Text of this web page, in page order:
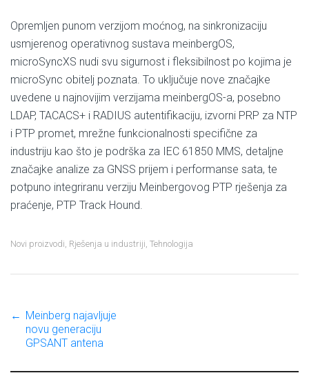
Opremljen punom verzijom moćnog, na sinkronizaciju
usmjerenog operativnog sustava meinbergOS,
microSyncXS nudi svu sigurnost i fleksibilnost po kojima je
microSync obitelj poznata. To uključuje nove značajke
uvedene u najnovijim verzijama meinbergOS-a, posebno
LDAP, TACACS+ i RADIUS autentifikaciju, izvorni PRP za NTP
i PTP promet, mrežne funkcionalnosti specifične za
industriju kao što je podrška za IEC 61850 MMS, detaljne
značajke analize za GNSS prijem i performanse sata, te
potpuno integriranu verziju Meinbergovog PTP rješenja za
praćenje, PTP Track Hound.
Novi proizvodi Rješenja u industriji Tehnologija
Post
← Meinberg najavljuje
novu generaciju
GPSANT antena